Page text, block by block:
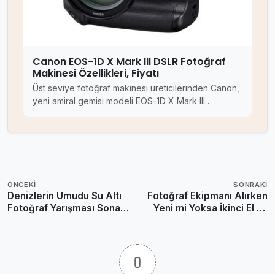
Canon EOS-1D X Mark III DSLR Fotoğraf
Makinesi Özellikleri, Fiyatı
Üst seviye fotoğraf makinesi üreticilerinden Canon,
yeni amiral gemisi modeli EOS-1D X Mark III…
ÖNCEKI
Denizlerin Umudu Su Altı
Fotoğraf Yarışması Sona
SONRAKI
Fotoğraf Ekipmanı Alırken
Yeni mi Yoksa İkinci El mi
0